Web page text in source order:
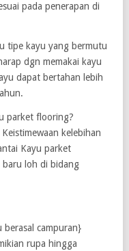
pada penerapan di
tipe kayu yang bermutu
dgn memakai kayu
dapat bertahan lebih
parket flooring?
kelebihan
Kayu parket
baru loh di bidang
campuran}
rupa hingga